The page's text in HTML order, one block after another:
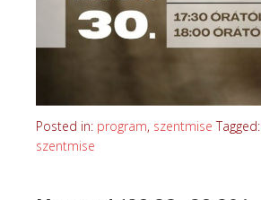
Posted in: program, szentmise Tagged:
szentmise